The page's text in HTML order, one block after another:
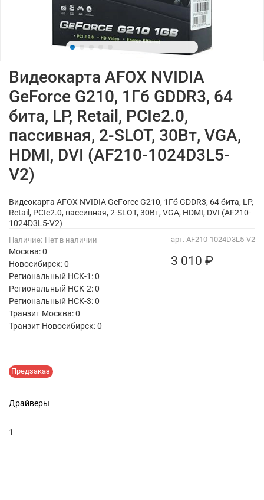
арт. AF210-1024D3L5-V2
Наличие: Нет в наличии
Предзаказ
Видеокарта AFOX NVIDIA
GeForce G210, 1Гб GDDR3, 64
бита, LP, Retail, PCIe2.0,
пассивная, 2-SLOT, 30Вт, VGA,
HDMI, DVI (AF210-1024D3L5-
V2)
Москва: 0
Новосибирск: 0
Региональный НСК-1: 0
Региональный НСК-2: 0
Региональный НСК-3: 0
Транзит Москва:0
Транзит Новосибирск:0
3 010 ₽
Драйверы
1
Видеокарта AFOX NVIDIA GeForce G210, 1Гб GDDR3, 64 бита, LP,
Retail, PCIe2.0, пассивная, 2-SLOT, 30Вт, VGA, HDMI, DVI (AF210-
1024D3L5-V2)